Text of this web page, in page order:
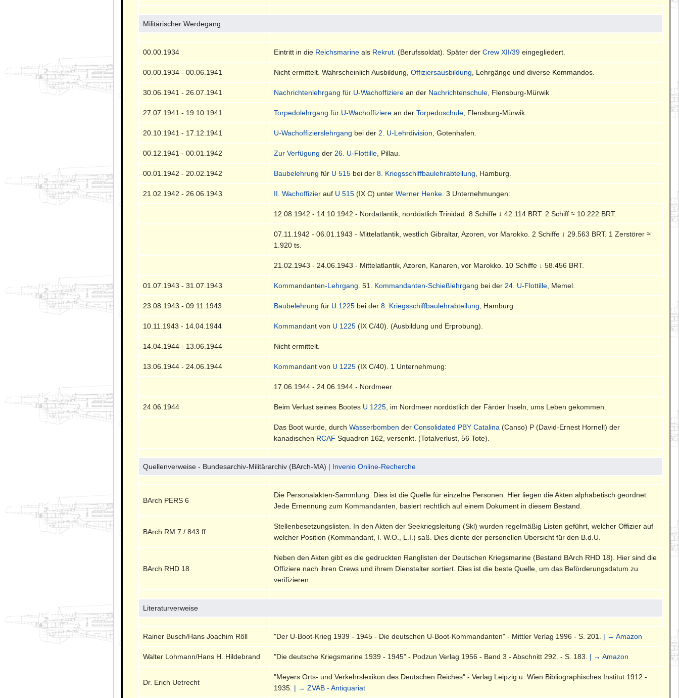
Militärischer Werdegang
00.00.1934 Eintritt in die Reichsmarine als Rekrut . (Berufssoldat). Später derCrew XII/39 eingegliedert.
00.00.1934 - 00.06.1941 Nicht ermittelt. Wahrscheinlich Ausbildung,Offiziersausbildung , Lehrgänge und diverse Kommandos.
30.06.1941 - 26.07.1941 Nachrichtenlehrgang für U-Wachoffiziere an der Nachrichtenschule , Flensburg-Mürwik
27.07.1941 - 19.10.1941 Torpedolehrgang für U-Wachoffiziere an derTorpedoschule , Flensburg-Mürwik.
20.10.1941 - 17.12.1941 U-Wachoffizierslehrgang bei der 2. U-Lehrdivision , Gotenhafen.
00.12.1941 - 00.01.1942 Zur Verfügung der 26. U-Flottille , Pillau.
00.01.1942 - 20.02.1942 Baubelehrung für U 515 bei der8. Kriegsschiffbaulehrabteilung , Hamburg.
21.02.1942 - 26.06.1943 II. Wachoffizier auf U 515 (IX C) unterWerner Henke . 3 Unternehmungen:
12.08.1942 - 14.10.1942 - Nordatlantik, nordöstlich Trinidad. 8 Schiffe ↓ 42.114 BRT. 2 Schiff ≈ 10.222 BRT.
07.11.1942 - 06.01.1943 - Mittelatlantik, westlich Gibraltar, Azoren, vor Marokko. 2 Schiffe ↓ 29.563 BRT. 1 Zerstörer ≈
1.920 ts.
21.02.1943 - 24.06.1943 - Mittelatlantik, Azoren, Kanaren, vor Marokko. 10 Schiffe ↓ 58.456 BRT.
01.07.1943 - 31.07.1943 Kommandanten-Lehrgang . 51. Kommandanten-Schießlehrgang bei der 24. U-Flottille , Memel.
23.08.1943 - 09.11.1943 Baubelehrung für U 1225 bei der8. Kriegsschiffbaulehrabteilung , Hamburg.
10.11.1943 - 14.04.1944 Kommandant von U 1225 (IX C/40). (Ausbildung und Erprobung).
14.04.1944 - 13.06.1944 Nicht ermittelt.
13.06.1944 - 24.06.1944 Kommandant von U 1225 (IX C/40). 1 Unternehmung:
17.06.1944 - 24.06.1944 - Nordmeer.
24.06.1944 Beim Verlust seines Bootes U 1225 , im Nordmeer nordöstlich der Färöer Inseln, ums Leben gekommen.
Das Boot wurde, durchWasserbomben derConsolidated PBY Catalina (Canso) P (David-Ernest Hornell) der
kanadischen RCAF Squadron 162, versenkt. (Totalverlust, 56 Tote).
Quellenverweise - Bundesarchiv-Militärarchiv (BArch-MA) | Invenio Online-Recherche
BArch PERS 6
Die Personalakten-Sammlung. Dies ist die Quelle für einzelne Personen. Hier liegen die Akten alphabetisch geordnet.
Jede Ernennung zum Kommandanten, basiert rechtlich auf einem Dokument in diesem Bestand.
BArch RM 7 / 843 ff.
Stellenbesetzungslisten. In den Akten der Seekriegsleitung (Skl) wurden regelmäßig Listen geführt, welcher Offizier auf
welcher Position (Kommandant, I. W.O., L.I.) saß. Dies diente der personellen Übersicht für den B.d.U.
BArch RHD 18
Neben den Akten gibt es die gedruckten Ranglisten der Deutschen Kriegsmarine (Bestand BArch RHD 18). Hier sind die
Offiziere nach ihren Crews und ihrem Dienstalter sortiert. Dies ist die beste Quelle, um das Beförderungsdatum zu
verifizieren.
Literaturverweise
Rainer Busch/Hans Joachim Röll "Der U-Boot-Krieg 1939 - 1945 - Die deutschen U-Boot-Kommandanten" - Mittler Verlag 1996 - S. 201. | → Amazon
Walter Lohmann/Hans H. Hildebrand "Die deutsche Kriegsmarine 1939 - 1945" - Podzun Verlag 1956 - Band 3 - Abschnitt 292. - S. 183. | → Amazon
Dr. Erich Uetrecht
"Meyers Orts- und Verkehrslexikon des Deutschen Reiches" - Verlag Leipzig u. Wien Bibliographisches Institut 1912 -
1935. | → ZVAB - Antiquariat